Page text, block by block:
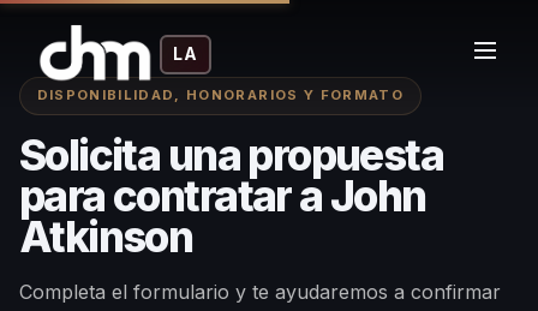
LA
DISPONIBILIDAD, HONORARIOS Y FORMATO
Solicita una propuesta
para contratar a John
Atkinson
Completa el formulario y te ayudaremos a confirmar